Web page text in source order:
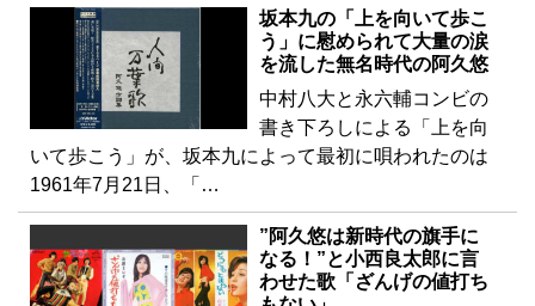
坂本九の「上を向いて歩こ
う」に慰められて大量の涙
を流した無名時代の阿久悠
中村八大と永六輔コンビの
書き下ろしによる「上を向
いて歩こう」が、坂本九によって最初に唄われたのは
1961年7月21日、「…
”阿久悠は新時代の旗手に
なる！”と小西良太郎に言
わせた歌「ざんげの値打ち